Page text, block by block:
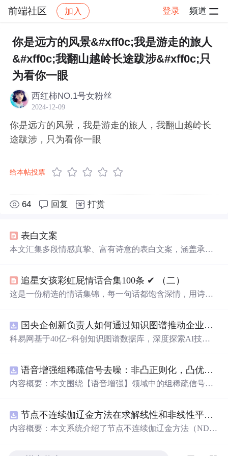
前端社区 加入 登录 频道
社区 前端社区 感慨 帖子详情
你是远方的风景&#xff0c;我是游走的旅人
&#xff0c;我翻山越岭长途跋涉&#xff0c;只
为看你一眼
西红柿NO.1号女粉丝
2024-12-09
你是远方的风景，我是游走的旅人，我翻山越岭长
途跋涉，只为看你一眼
给本帖投票
64 回复 打赏
表白文案
本文汇集多段情感真挚、富有诗意的表白文案，涵盖承
真挚情感与长期承诺，强调信息技术无关的情感传播价
值。
追星女孩彩虹屁情话合集100条 ✔︎ （二）
这是一份精选的情话集锦，每一句话都饱含深情，用诗意
的思念与热爱。
国央企创新负责人如何通过知识图谱推动企业技术创新与外部资源高效对接？.docx
科易网基于40亿+科创知识图谱数据库，深度探索AI技术
新领域的AI+数智化解决方案，推动科技创新与产业创新
智能化发展。
语音增强组稀疏信号去噪：非凸正则化，凸优化研究（Matlab代码实现）
内容概要：本文围绕【语音增强】领域中的组稀疏信号去
文章系统阐述了组稀疏信号模型的构建机制，引入非凸正
则项以更精确地逼近理想稀疏性，克服传统凸正则化在稀
节点不连续伽辽金方法在求解线性和非线性平流方程中的一维实现（Matlab代码实现）
内容概要：本文系统介绍了节点不连续伽辽金方法（ND